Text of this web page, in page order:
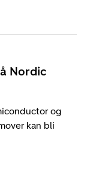
Nordic
og
kan bli